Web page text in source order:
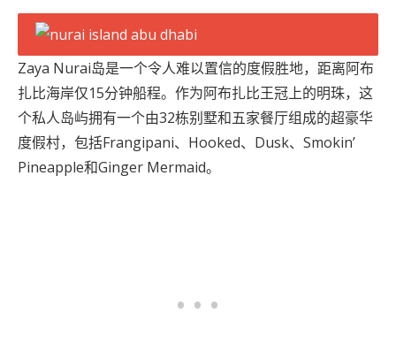
Zaya Nurai岛是一个令人难以置信的度假胜地，距离阿布
扎比海岸仅15分钟船程。作为阿布扎比王冠上的明珠，这
个私人岛屿拥有一个由32栋别墅和五家餐厅组成的超豪华
度假村，包括Frangipani、Hooked、Dusk、Smokin’
Pineapple和Ginger Mermaid。